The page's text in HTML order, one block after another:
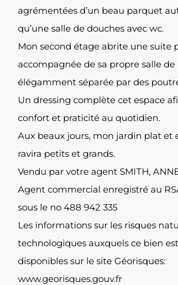
agrémentées d’un beau parquet
qu’une salle de douches avec wc.
Mon second étage abrite une suite
accompagnée de sa propre salle de
élégamment séparée par des
Un dressing complète cet espace
confort et praticité au quotidien.
Aux beaux jours, mon jardin plat et
ravira petits et grands.
Vendu par votre agent SMITH,
Agent commercial enregistré au
sous le no 488 942 335
Les informations sur les risques
technologiques auxquels ce bien
disponibles sur le site Géorisques:
www.georisques.gouv.fr